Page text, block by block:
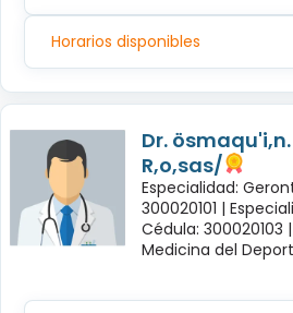
Horarios disponibles
Dr.
R,o,sas/
Especialidad:
300020101 |
Cédula: 300020103 |
Medicina del